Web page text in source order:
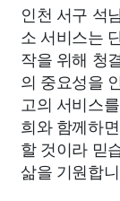
인천 서구 석
소 서비스는
작을 위해 청
의 중요성을
고의 서비스
희와 함께하
할 것이라 믿
삶을 기원합